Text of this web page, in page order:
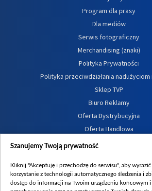
Program dla prasy
Dla mediów
Serwis fotograficzny
Merchandising (znaki)
Polityka Prywatności
Polityka przeciwdziałania
Sklep TVP
Biuro Reklamy
Oferta Dystrybucyjna
Oferta Handlowa
Dostępność
Procedura zgłoszeń
Szanujemy Twoją prywatność
Kliknij "Akceptuję i przechodzę do serwisu", aby
korzystanie z technologii automatycznego śledzenia i
dostęp do informacji na Twoim urządzeniu końcowym i